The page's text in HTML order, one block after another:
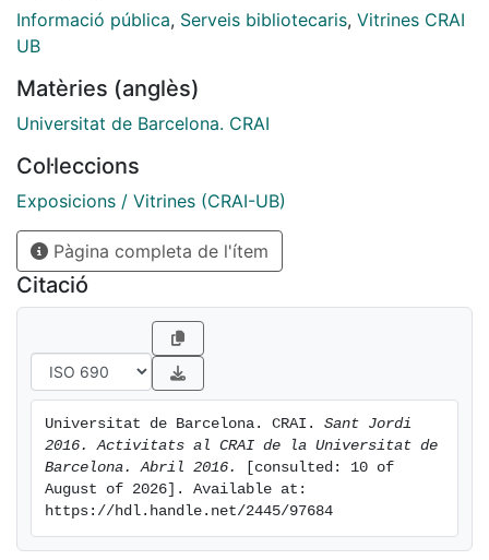
Informació pública, Serveis bibliotecaris, Vitrines CRAI
UB
Matèries (anglès)
Universitat de Barcelona. CRAI
Col·leccions
Exposicions / Vitrines (CRAI-UB)
Pàgina completa de l'ítem
Citació
Universitat de Barcelona. CRAI. Sant Jordi
2016. Activitats al CRAI de la Universitat de
Barcelona. Abril 2016.
[consulted: 10 of
August of 2026]. Available at:
https://hdl.handle.net/2445/97684